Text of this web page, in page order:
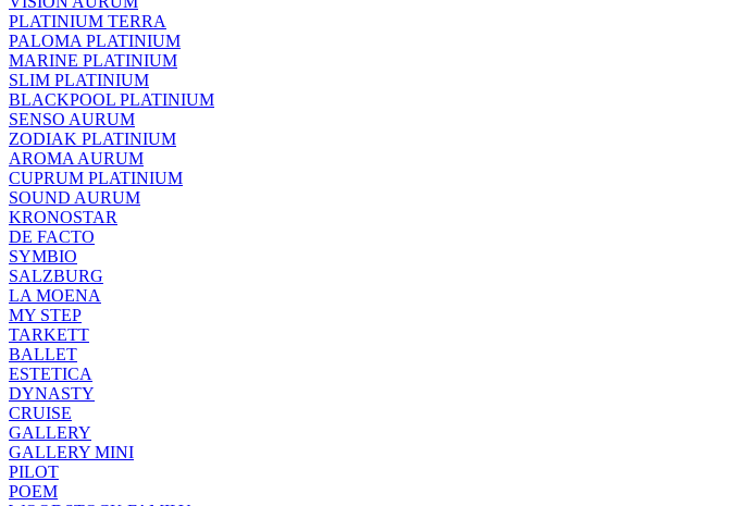
PLATINIUM TERRA
PALOMA PLATINIUM
MARINE PLATINIUM
SLIM PLATINIUM
BLACKPOOL PLATINIUM
SENSO AURUM
ZODIAK PLATINIUM
AROMA AURUM
CUPRUM PLATINIUM
SOUND AURUM
KRONOSTAR
DE FACTO
SYMBIO
SALZBURG
LA MOENA
MY STEP
TARKETT
BALLET
ESTETICA
DYNASTY
CRUISE
GALLERY
GALLERY MINI
PILOT
POEM